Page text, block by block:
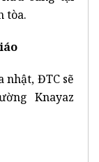
tòa.
nhật, ĐTC sẽ
Knayaz